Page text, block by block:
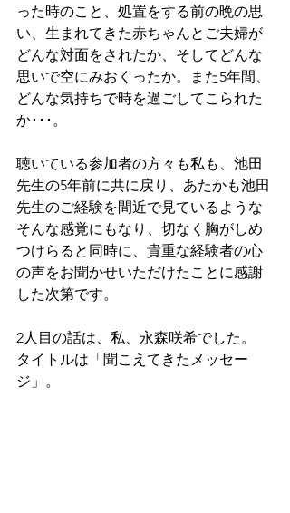
った時のこと、処置をする前の晩の思
い、生まれてきた赤ちゃんとご夫婦が
どんな対面をされたか、そしてどんな
思いで空にみおくったか。また5年間、
どんな気持ちで時を過ごしてこられた
か･･･。
聴いている参加者の方々も私も、池田
先生の5年前に共に戻り、あたかも池田
先生のご経験を間近で見ているような
そんな感覚にもなり、切なく胸がしめ
つけらると同時に、貴重な経験者の心
の声をお聞かせいただけたことに感謝
した次第です。
2人目の話は、私、永森咲希でした。
タイトルは「聞こえてきたメッセー
ジ」。